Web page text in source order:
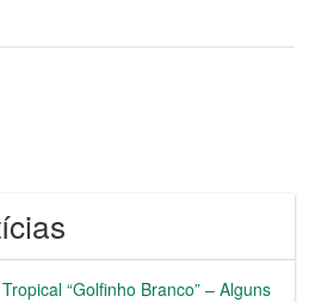
“Golfinho Branco” – Alguns